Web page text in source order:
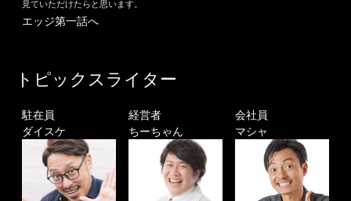
見ていただけたらと思います。
エッジ第一話へ
トピックスライター
駐在員
ダイスケ
経営者
ちーちゃん
会社員
マシャ